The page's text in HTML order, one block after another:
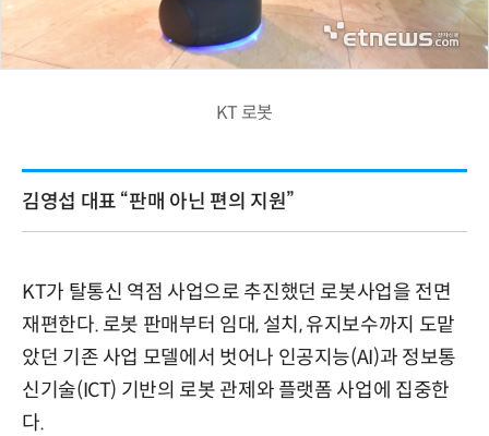
KT 로봇
김영섭 대표 “판매 아닌 편의 지원”
KT가 탈통신 역점 사업으로 추진했던 로봇사업을 전면
재편한다. 로봇 판매부터 임대, 설치, 유지보수까지 도맡
았던 기존 사업 모델에서 벗어나 인공지능(AI)과 정보통
신기술(ICT) 기반의 로봇 관제와 플랫폼 사업에 집중한
다.